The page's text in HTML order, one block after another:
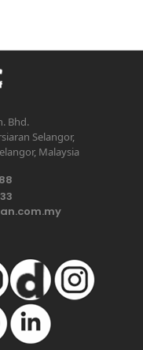
Bhd.
Selangor,
Malaysia